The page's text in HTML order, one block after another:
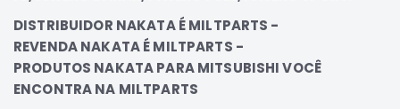
Correias
Filtros
Câmbio
Elétrica
DISTRIBUIDOR NAKATA É MILTPARTS -
REVENDA NAKATA É MILTPARTS -
PRODUTOS NAKATA PARA MITSUBISHI VOCÊ
ENCONTRA NA MILTPARTS